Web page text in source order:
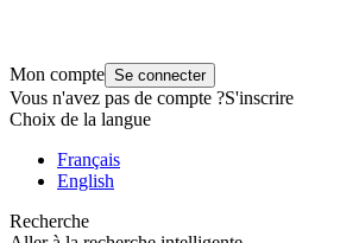
Mon compte Se connecter
Vous n'avez pas de compte ?S'inscrire
Choix de la langue
Français
English
Recherche